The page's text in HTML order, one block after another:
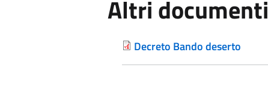
Altri documenti
Decreto Bando deserto